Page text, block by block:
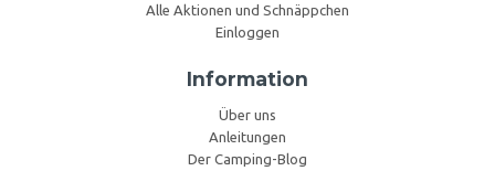
Alle Aktionen und Schnäppchen
Einloggen
Information
Über uns
Anleitungen
Der Camping-Blog